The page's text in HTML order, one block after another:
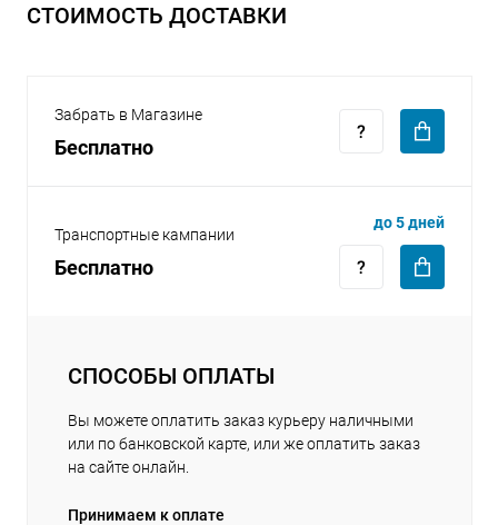
СТОИМОСТЬ ДОСТАВКИ
Забрать в Магазине
Бесплатно
Транспортные кампании
Бесплатно
до 5 дней
СПОСОБЫ ОПЛАТЫ
Вы можете оплатить заказ курьеру наличными
или по банковской карте, или же оплатить заказ
на сайте онлайн.
Принимаем к оплате